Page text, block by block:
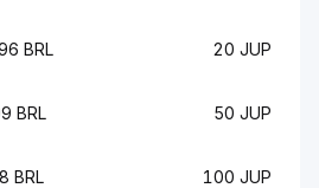
BRL 20 JUP
BRL 50 JUP
BRL 100 JUP